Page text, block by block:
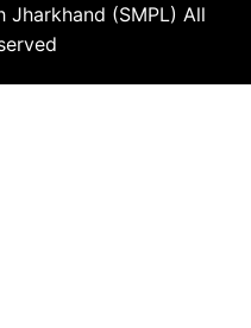
Jharkhand (SMPL) All